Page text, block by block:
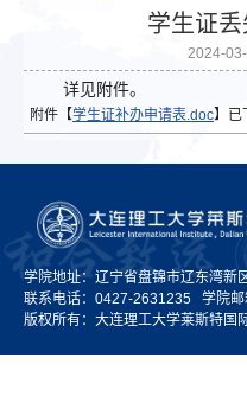
学生证
2024-
详见附件。
附件【学生证补办申请表.doc】已
学院地址：辽宁省盘锦市辽东湾新
联系电话：0427-2631235 学院邮
版权所有：大连理工大学莱斯特国